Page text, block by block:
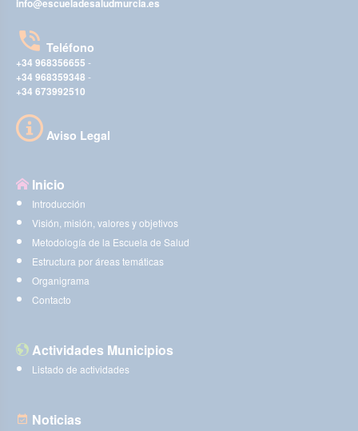
info@escueladesaludmurcia.es
Teléfono
+34 968356655 -
+34 968359348 -
+34 673992510
Aviso Legal
Inicio
Introducción
Visión, misión, valores y objetivos
Metodología de la Escuela de Salud
Estructura por áreas temáticas
Organigrama
Contacto
Actividades Municipios
Listado de actividades
Noticias